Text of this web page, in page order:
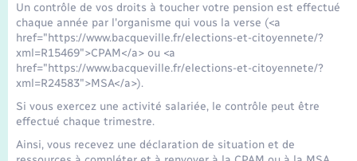
Organisation d’événement
Sécurité - Prévention
Seniors
Un contrôle de vos droits à toucher votre pension est effectué
chaque année par l'organisme qui vous la verse (<a
href="https://www.bacqueville.fr/elections-et-citoyennete/?
xml=R15469">CPAM</a> ou <a
href="https://www.bacqueville.fr/elections-et-citoyennete/?
xml=R24583">MSA</a>).
Si vous exercez une activité salariée, le contrôle peut être
effectué chaque trimestre.
Ainsi, vous recevez une déclaration de situation et de